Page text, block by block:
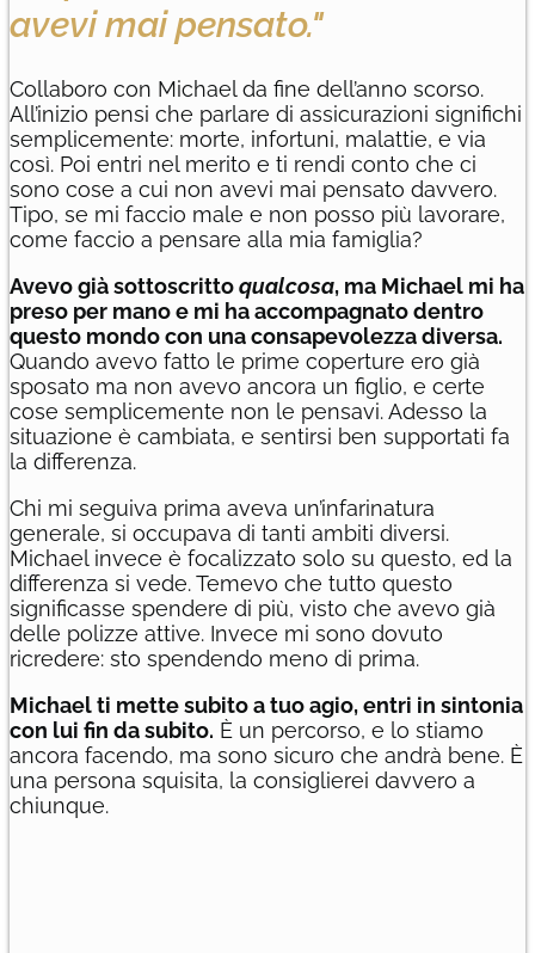
avevi mai pensato."
Collaboro con Michael da fine dell’anno scorso.
All’inizio pensi che parlare di assicurazioni significhi
semplicemente: morte, infortuni, malattie, e via
così. Poi entri nel merito e ti rendi conto che ci
sono cose a cui non avevi mai pensato davvero.
Tipo, se mi faccio male e non posso più lavorare,
come faccio a pensare alla mia famiglia?
Avevo già sottoscrittoqualcosa, ma Michael mi ha
preso per mano e mi ha accompagnato dentro
questo mondo con una consapevolezza diversa.
Quando avevo fatto le prime coperture ero già
sposato ma non avevo ancora un figlio, e certe
cose semplicemente non le pensavi. Adesso la
situazione è cambiata, e sentirsi ben supportati fa
la differenza.
Chi mi seguiva prima aveva un’infarinatura
generale, si occupava di tanti ambiti diversi.
Michael invece è focalizzato solo su questo, ed la
differenza si vede. Temevo che tutto questo
significasse spendere di più, visto che avevo già
delle polizze attive. Invece mi sono dovuto
ricredere: sto spendendo meno di prima.
Michael ti mette subito a tuo agio, entri in sintonia
con lui fin da subito. È un percorso, e lo stiamo
ancora facendo, ma sono sicuro che andrà bene. È
una persona squisita, la consiglierei davvero a
chiunque.